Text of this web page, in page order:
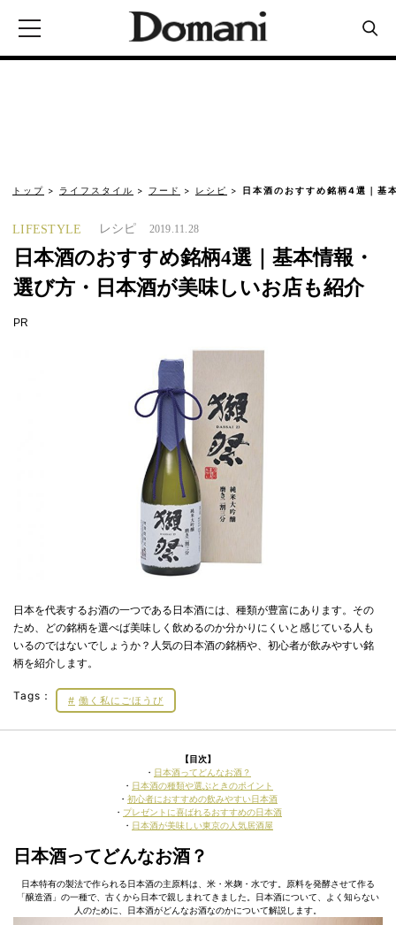
トップ ライフスタイル フード レシピ 日本酒のおすすめ銘柄4選｜基
LIFESTYLE レシピ 2019.11.28
日本酒のおすすめ銘柄4選｜基本情報・
選び方・日本酒が美味しいお店も紹介
PR
日本を代表するお酒の一つである日本酒には、種類が豊富にあります。その
ため、どの銘柄を選べば美味しく飲めるのか分かりにくいと感じている人も
いるのではないでしょうか？人気の日本酒の銘柄や、初心者が飲みやすい銘
柄を紹介します。
Tags： 働く私にごほうび
【目次】
・ 日本酒ってどんなお酒？
・ 日本酒の種類や選ぶときのポイント
・ 初心者におすすめの飲みやすい日本酒
・ プレゼントに喜ばれるおすすめの日本酒
・ 日本酒が美味しい東京の人気居酒屋
日本酒ってどんなお酒？
日本特有の製法で作られる日本酒の主原料は、米・米麹・水です。原料を発酵させて作る
「醸造酒」の一種で、古くから日本で親しまれてきました。日本酒について、よく知らない
人のために、日本酒がどんなお酒なのかについて解説します。